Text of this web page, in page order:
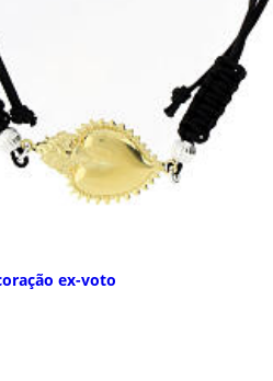
ex-voto